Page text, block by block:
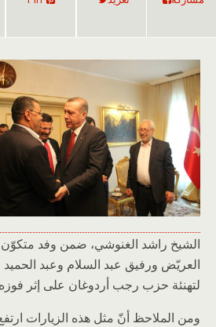
الشيخ راشد الغنوشي، ضمن وفد
العريّض ورفيق عبد السلام وعبد الحميد
لتهنئة حزب رجب أردوغان على إثر فوزه
ومن الملاحظ أنّ مثل هذه الزيارات